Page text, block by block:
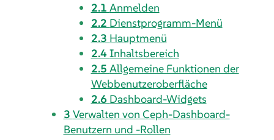
2.1 Anmelden
2.2 Dienstprogramm-Menü
2.3 Hauptmenü
2.4Inhaltsbereich
2.5 Allgemeine Funktionen der
Webbenutzeroberfläche
2.6 Dashboard-Widgets
3 Verwalten von Ceph-Dashboard-
Benutzern und -Rollen